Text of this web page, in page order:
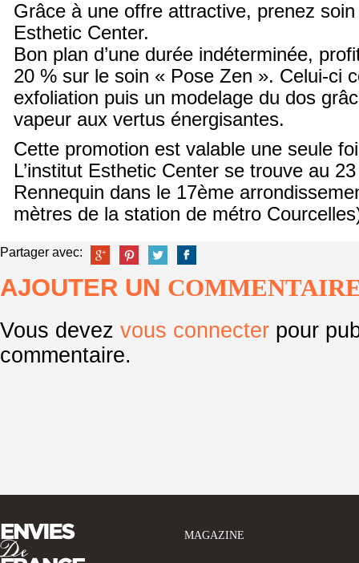
Grâce à une offre attractive, prenez
Esthetic Center.
Bon plan d’une durée indéterminée,
20 % sur le soin « Pose Zen ». Celui-ci
exfoliation puis un modelage du dos
vapeur aux vertus énergisantes.
Cette promotion est valable une seule
L’institut Esthetic Center se trouve au
Rennequin dans le 17ème
mètres de la station de métro
Partager avec:
AJOUTER UN
Vous devez vous connecter pour
commentaire.
MAGAZINE